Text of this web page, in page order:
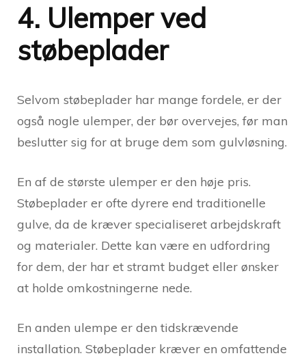
4. Ulemper ved
støbeplader
Selvom støbeplader har mange fordele, er der
også nogle ulemper, der bør overvejes, før man
beslutter sig for at bruge dem som gulvløsning.
En af de største ulemper er den høje pris.
Støbeplader er ofte dyrere end traditionelle
gulve, da de kræver specialiseret arbejdskraft
og materialer. Dette kan være en udfordring
for dem, der har et stramt budget eller ønsker
at holde omkostningerne nede.
En anden ulempe er den tidskrævende
installation. Støbeplader kræver en omfattende